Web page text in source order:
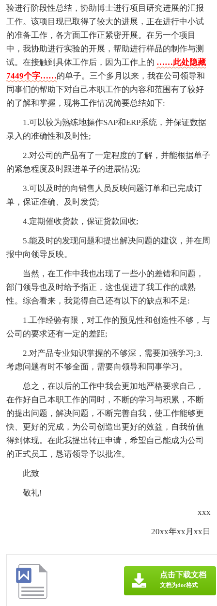
验进行阶段性总结，协助博士进行项目研究进展的汇报
工作。该项目现已取得了较大的进展，正在进行中小试
的准备工作，各方面工作正紧密开展。在另一个项目
中，我协助进行实验的开展，帮助进行样品的制作与测
试。在接触到具体工作后，因为工作上的 ……此处隐藏
7449个字……的单子。三个多月以来，我在公司领导和
同事们的帮助下对自己本职工作的内容和范围有了较好
的了解和掌握，现将工作情况简要总结如下:
1.可以较为熟练地操作SAP和ERP系统，并保证数据
录入的准确性和及时性;
2.对公司的产品有了一定程度的了解，并能根据单子
的紧急程度及时跟进单子的进展情况;
3.可以及时的向销售人员反映问题订单和已完成订
单，保证准确、及时发货;
4.定期催收货款，保证货款回收;
5.能及时的发现问题和提出解决问题的建议，并在周
报中向领导反映。
当然，在工作中我也出现了一些小的差错和问题，
部门领导也及时给予指正，这也促进了我工作的成熟
性。综合看来，我觉得自己还有以下的缺点和不足:
1.工作经验有限，对工作的预见性和创造性不够，与
公司的要求还有一定的差距;
2.对产品专业知识掌握的不够深，需要加强学习;3.
考虑问题有时不够全面，需要向领导和同事学习。
总之，在以后的工作中我会更加地严格要求自己，
在作好自己本职工作的同时，不断的学习与积累，不断
的提出问题，解决问题，不断完善自我，使工作能够更
快、更好的完成，为公司创造出更好的效益，自我价值
得到体现。在此我提出转正申请，希望自己能成为公司
的正式员工，恳请领导予以批准。
此致
敬礼!
xxx
20xx年xx月xx日
点击下载文档
文档为doc格式